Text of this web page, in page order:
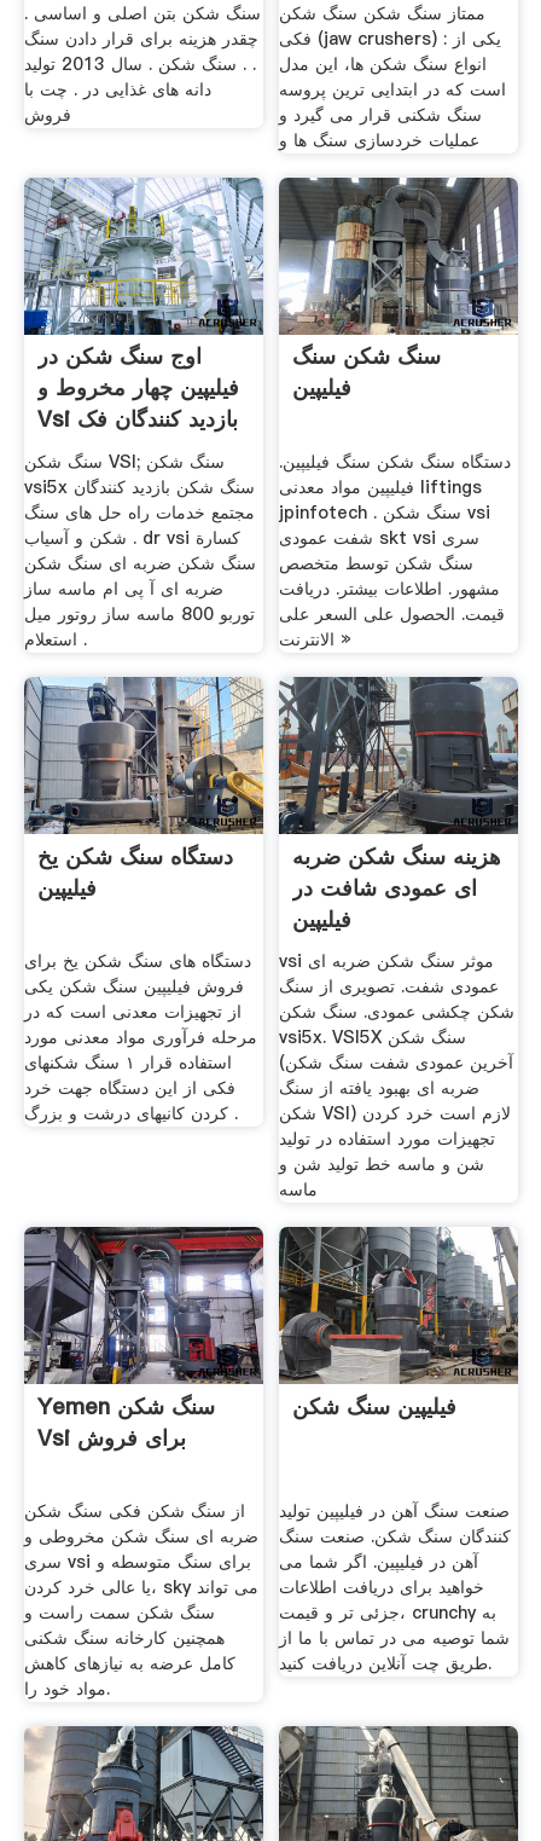
سنگ شکن بتن اصلی و اساسی .
چقدر هزینه برای قرار دادن سنگ
. . سنگ شکن . سال 2013 تولید
دانه های غذایی در . چت با
فروش
ممتاز سنگ شکن سنگ شکن
فکی (jaw crushers) : یکی از
انواع سنگ شکن ها، این مدل
است که در ابتدایی ترین پروسه
سنگ شکنی قرار می گیرد و
عملیات خردسازی سنگ ها و
اوج سنگ شکن در
فیلیپین چهار مخروط و
Vsi بازدید کنندگان فک
سنگ شکن VSI; سنگ شکن
vsi5x سنگ شکن بازدید کنندگان
مجتمع خدمات راه حل های سنگ
شکن و آسیاب . dr vsi كسارة
سنگ شکن ضربه ای سنگ شکن
ضربه ای آ پی ام ماسه ساز
توربو 800 ماسه ساز روتور میل
. استعلام
سنگ شکن سنگ
فیلیپین
دستگاه سنگ شکن سنگ فیلیپین.
فیلیپین مواد معدنی liftings
jpinfotech . سنگ شکن vsi
شفت عمودی skt vsi سری
سنگ شکن توسط متخصص
مشهور. اطلاعات بیشتر. دریافت
قیمت. الحصول على السعر على
الانترنت »
دستگاه سنگ شکن یخ
فیلیپین
دستگاه های سنگ شکن یخ برای
فروش فیلیپین سنگ شکن یکی
از تجهیزات معدنی است که در
مرحله فرآوری مواد معدنی مورد
استفاده قرار ۱ سنگ شکنهای
فکی از این دستگاه جهت خرد
کردن کانیهای درشت و بزرگ .
هزینه سنگ شکن ضربه
ای عمودی شافت در
فیلیپین
vsi موثر سنگ شکن ضربه ای
عمودی شفت. تصویری از سنگ
شکن چکشی عمودی. سنگ شکن
vsi5x. VSI5X سنگ شکن
(آخرین عمودی شفت سنگ شکن
ضربه ای بهبود یافته از سنگ
شکن VSI) لازم است خرد کردن
تجهیزات مورد استفاده در تولید
شن و ماسه خط تولید شن و
ماسه
Yemen سنگ شکن
Vsi برای فروش
از سنگ شکن فکی سنگ شکن
ضربه ای سنگ شکن مخروطی و
سری vsi برای سنگ متوسطه و
یا عالی خرد کردن، sky می تواند
سنگ شکن سمت راست و
همچنین کارخانه سنگ شکنی
کامل عرضه به نیازهای کاهش
مواد خود را.
فیلیپین سنگ شکن
صنعت سنگ آهن در فیلیپین تولید
کنندگان سنگ شکن. صنعت سنگ
آهن در فیلیپین. اگر شما می
خواهید برای دریافت اطلاعات
جزئی تر و قیمت، crunchy به
شما توصیه می در تماس با ما از
طریق چت آنلاین دریافت کنید.